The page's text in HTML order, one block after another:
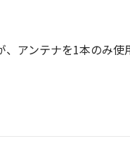
アンテナを1本のみ